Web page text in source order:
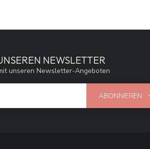
NEWSLETTER
unseren Newsletter-Angeboten
ABONNIEREN